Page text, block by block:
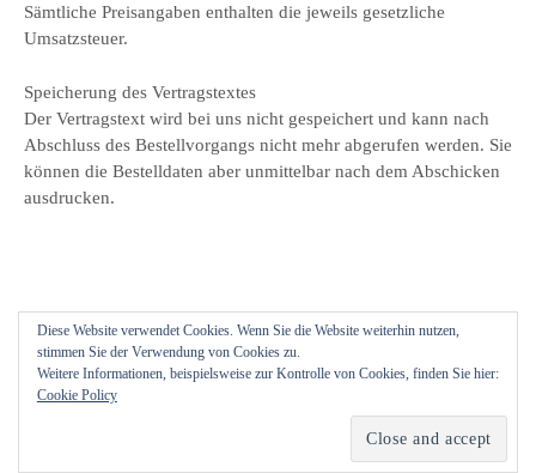
Sämtliche Preisangaben enthalten die jeweils gesetzliche
Umsatzsteuer.
Speicherung des Vertragstextes
Der Vertragstext wird bei uns nicht gespeichert und kann nach
Abschluss des Bestellvorgangs nicht mehr abgerufen werden. Sie
können die Bestelldaten aber unmittelbar nach dem Abschicken
ausdrucken.
von Themegraphy
Diese Website verwendet Cookies. Wenn Sie die Website weiterhin nutzen,
stimmen Sie der Verwendung von Cookies zu.
Weitere Informationen, beispielsweise zur Kontrolle von Cookies, finden Sie hier:
Cookie Policy